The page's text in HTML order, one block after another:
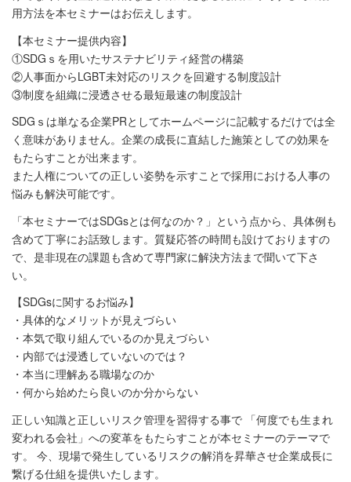
用方法を本セミナーはお伝えします。
【本セミナー提供内容】
①SDGｓを用いたサステナビリティ経営の構築
②人事面からLGBT未対応のリスクを回避する制度設計
③制度を組織に浸透させる最短最速の制度設計
SDGｓは単なる企業PRとしてホームページに記載するだけでは全
く意味がありません。企業の成長に直結した施策としての効果を
もたらすことが出来ます。
また人権についての正しい姿勢を示すことで採用における人事の
悩みも解決可能です。
「本セミナーではSDGsとは何なのか？」という点から、具体例も
含めて丁寧にお話致します。質疑応答の時間も設けておりますの
で、是非現在の課題も含めて専門家に解決方法まで聞いて下さ
い。
【SDGsに関するお悩み】
・具体的なメリットが見えづらい
・本気で取り組んでいるのか見えづらい
・内部では浸透していないのでは？
・本当に理解ある職場なのか
・何から始めたら良いのか分からない
正しい知識と正しいリスク管理を習得する事で 「何度でも生まれ
変われる会社」への変革をもたらすことが本セミナーのテーマで
す。 今、現場で発生しているリスクの解消を昇華させ企業成長に
繋げる仕組を提供いたします。